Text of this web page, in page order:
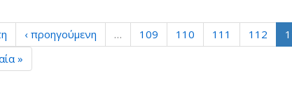
‹ προηγούμενη … 109 110 111 112
»